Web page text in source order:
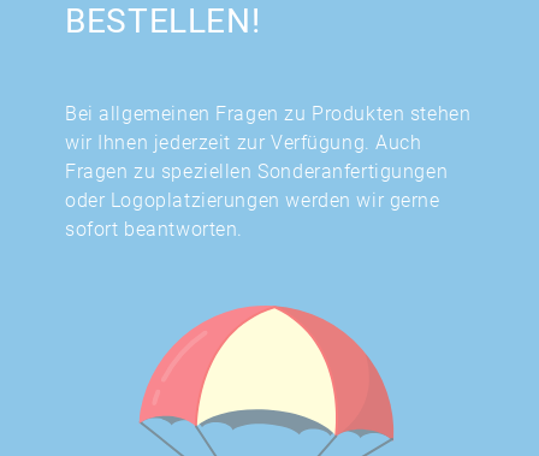
BESTELLEN!
Bei allgemeinen Fragen zu Produkten stehen
wir Ihnen jederzeit zur Verfügung. Auch
Fragen zu speziellen Sonderanfertigungen
oder Logoplatzierungen werden wir gerne
sofort beantworten.